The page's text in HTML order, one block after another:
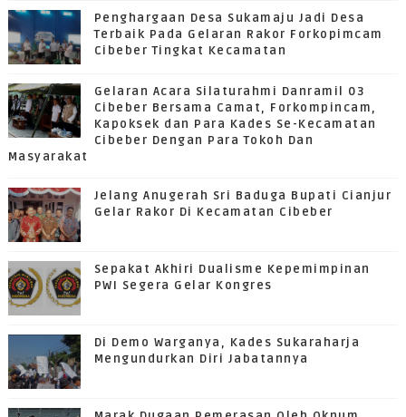
Penghargaan Desa Sukamaju Jadi Desa
Terbaik Pada Gelaran Rakor Forkopimcam
Cibeber Tingkat Kecamatan
Gelaran Acara Silaturahmi Danramil 03
Cibeber Bersama Camat, Forkompincam,
Kapoksek dan Para Kades Se-Kecamatan
Cibeber Dengan Para Tokoh Dan
Masyarakat
Jelang Anugerah Sri Baduga Bupati Cianjur
Gelar Rakor Di Kecamatan Cibeber
Sepakat Akhiri Dualisme Kepemimpinan
PWI Segera Gelar Kongres
Di Demo Warganya, Kades Sukaraharja
Mengundurkan Diri Jabatannya